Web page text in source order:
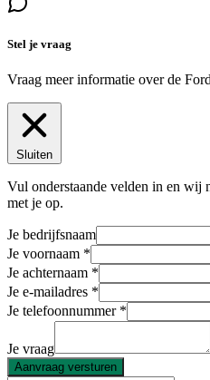
Stel je vraag
Vraag meer informatie over de
Sluiten
Vul onderstaande velden in en wij
met je op.
Je bedrijfsnaam
Je voornaam
Je achternaam
Je e-mailadres
Je telefoonnummer
Je vraag
Aanvraag versturen